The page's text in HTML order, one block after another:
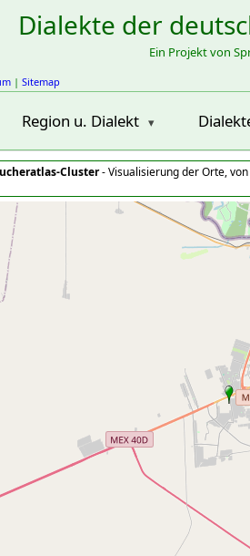
Dialekte der
Ein Projekt von
| Sitemap
Region u. Dialekt
Cluster- Visualisierung der Orte,